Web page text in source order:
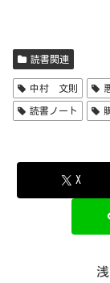
読書関連
中村 文則
読書ノート
X